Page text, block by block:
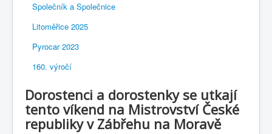
Společník a Společnice
Litoměřice 2025
Pyrocar 2023
160. výročí
Dorostenci a dorostenky se utkají
tento víkend na Mistrovství České
republiky v Zábřehu na Moravě